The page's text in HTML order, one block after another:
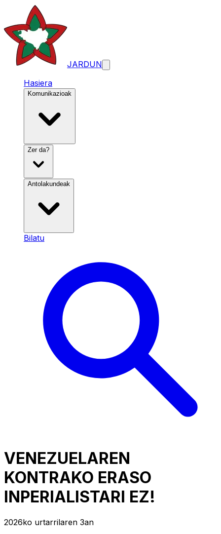
JARDUN
Hasiera
Komunikazioak
Zer da?
Antolakundeak
Bilatu
VENEZUELAREN
KONTRAKO ERASO
INPERIALISTARI EZ!
2026ko urtarrilaren 3an